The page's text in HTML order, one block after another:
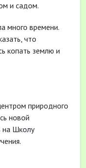
и садом.
много времени.
что
копать землю и
природного
новой
на Школу